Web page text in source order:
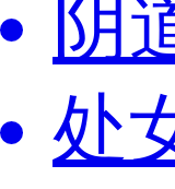
阴
处